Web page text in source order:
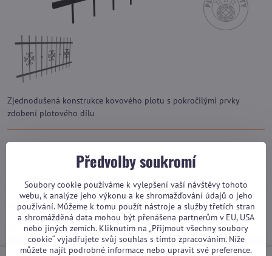
Zjednodušená konstrukce kovového plotu s pokročilými prvky
zdobení plotového dílu
Výška plotu
Na dotaz (dle vytížení výroby)
4 470 Kč
Předvolby soukromí
Soubory cookie používáme k vylepšení vaší návštěvy tohoto
webu, k analýze jeho výkonu a ke shromažďování údajů o jeho
používání. Můžeme k tomu použít nástroje a služby třetích stran
a shromážděná data mohou být přenášena partnerům v EU, USA
nebo jiných zemích. Kliknutím na „Přijmout všechny soubory
cookie“ vyjadřujete svůj souhlas s tímto zpracováním. Níže
můžete najít podrobné informace nebo upravit své preference.